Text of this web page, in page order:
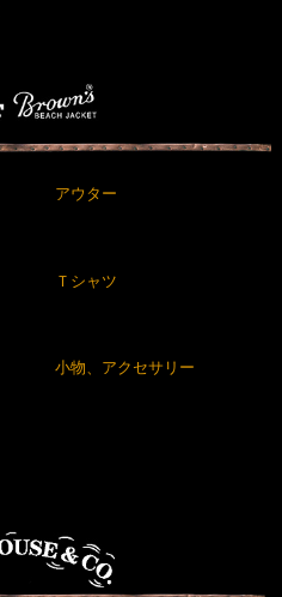
アウター
Ｔシャツ
小物、アクセサリー